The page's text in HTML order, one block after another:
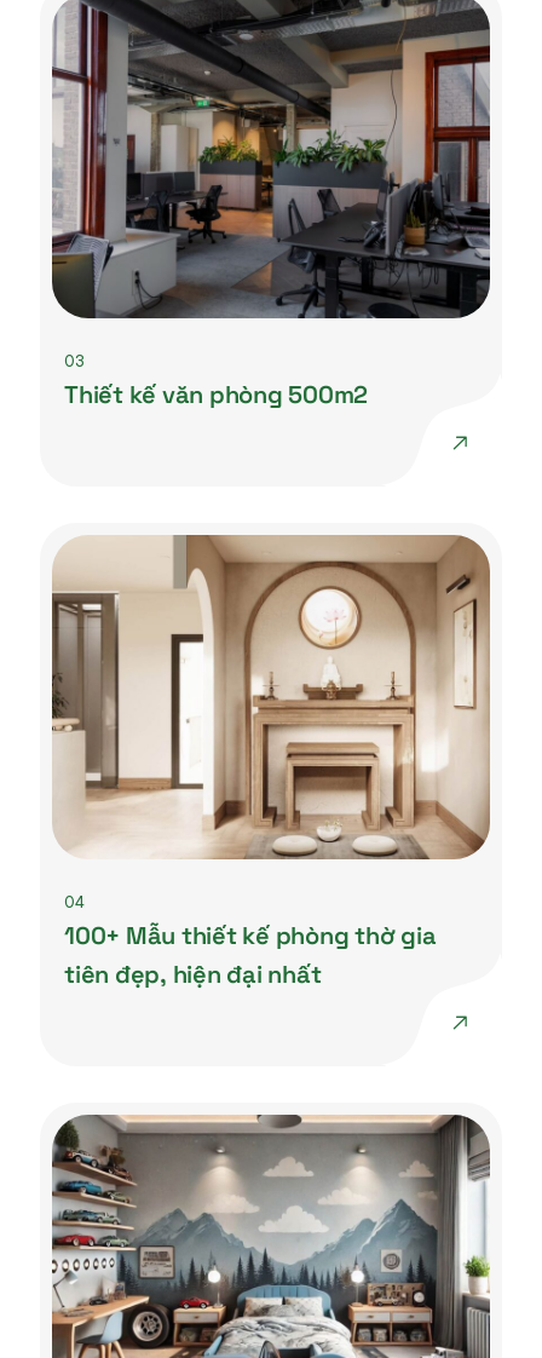
03
Thiết kế văn phòng 500m2
04
100+ Mẫu thiết kế phòng thờ gia
tiên đẹp, hiện đại nhất